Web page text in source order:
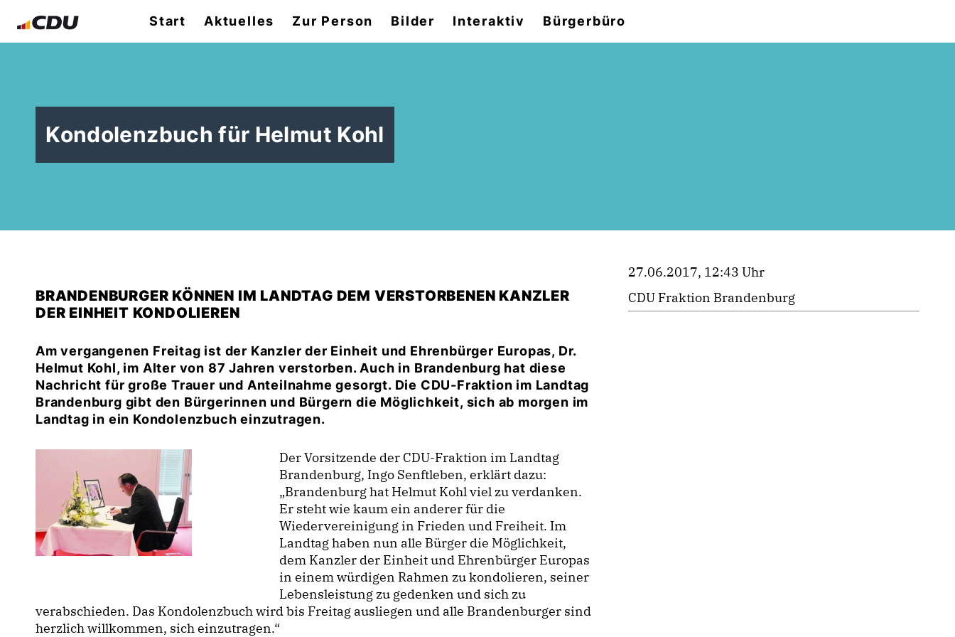
Start Aktuelles Zur Person Bilder Interaktiv Bürgerbüro
Kondolenzbuch für Helmut Kohl
BRANDENBURGER KÖNNEN IM LANDTAG DEM VERSTORBENEN KANZLER
DER EINHEIT KONDOLIEREN
Am vergangenen Freitag ist der Kanzler der Einheit und Ehrenbürger Europas, Dr.
Helmut Kohl, im Alter von 87 Jahren verstorben. Auch in Brandenburg hat diese
Nachricht für große Trauer und Anteilnahme gesorgt. Die CDU-Fraktion im Landtag
Brandenburg gibt den Bürgerinnen und Bürgern die Möglichkeit, sich ab morgen im
Landtag in ein Kondolenzbuch einzutragen.
Der Vorsitzende der CDU-Fraktion im Landtag
Brandenburg, Ingo Senftleben, erklärt dazu:
Brandenburg hat Helmut Kohl viel zu verdanken.
Er steht wie kaum ein anderer für die
Wiedervereinigung in Frieden und Freiheit. Im
Landtag haben nun alle Bürger die Möglichkeit,
dem Kanzler der Einheit und Ehrenbürger Europas
in einem würdigen Rahmen zu kondolieren, seiner
Lebensleistung zu gedenken und sich zu
verabschieden. Das Kondolenzbuch wird bis Freitag ausliegen und alle Brandenburger sind
herzlich willkommen, sich einzutragen.“
27.06.2017, 12:43 Uhr
CDU Fraktion Brandenburg